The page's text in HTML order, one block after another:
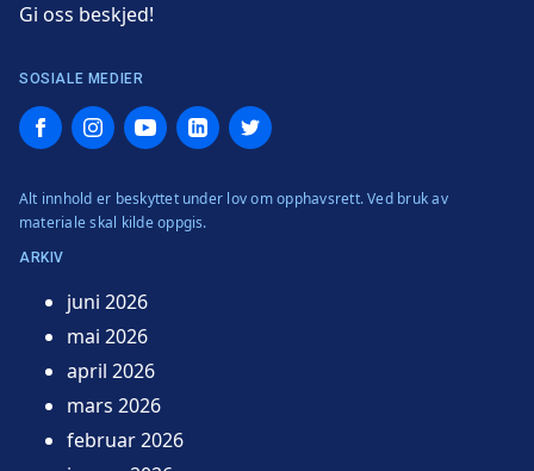
Gi oss beskjed!
SOSIALE MEDIER
FacebookInstagramYouTubeLinkedInTwitter
Alt innhold er beskyttet under lov om opphavsrett. Ved bruk av
materiale skal kilde oppgis.
ARKIV
juni 2026
mai 2026
april 2026
mars 2026
februar 2026